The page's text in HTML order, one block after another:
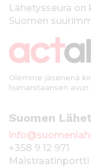
kLähetysseura
Suomen
Olemme jäsenenä
humanitaarisen
Suomen
+358 9 12 971
Maistraatinportti